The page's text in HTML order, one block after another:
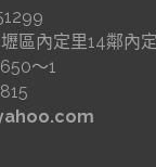
區內定里14鄰內
～1